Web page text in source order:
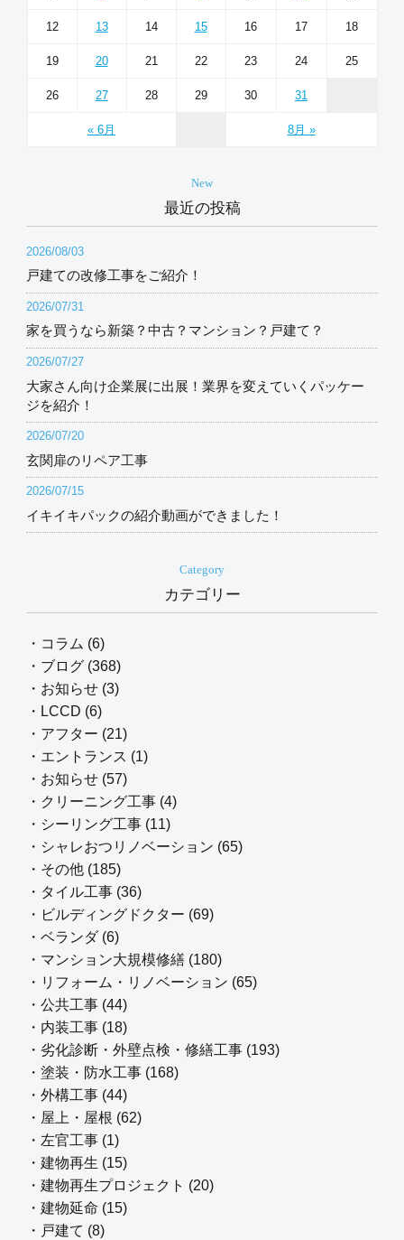
« 6月 8月 »
12 13 14 15 16 17 18
19 20 21 22 23 24 25
26 27 28 29 30 31
New
最近の投稿
2026/08/03
戸建ての改修工事をご紹介！
2026/07/31
家を買うなら新築？中古？マンション？戸建て？
2026/07/27
大家さん向け企業展に出展！業界を変えていくパッケー
ジを紹介！
2026/07/20
玄関扉のリペア工事
2026/07/15
イキイキパックの紹介動画ができました！
Category
カテゴリー
・コラム (6)
・ブログ (368)
・お知らせ (3)
・LCCD (6)
・アフター (21)
・エントランス (1)
・お知らせ (57)
・クリーニング工事 (4)
・シーリング工事 (11)
・シャレおつリノベーション (65)
・その他 (185)
・タイル工事 (36)
・ビルディングドクター (69)
・ベランダ (6)
・マンション大規模修繕 (180)
・リフォーム・リノベーション (65)
・公共工事 (44)
・内装工事 (18)
・劣化診断・外壁点検・修繕工事 (193)
・塗装・防水工事 (168)
・外構工事 (44)
・屋上・屋根 (62)
・左官工事 (1)
・建物再生 (15)
・建物再生プロジェクト (20)
・建物延命 (15)
・戸建て (8)